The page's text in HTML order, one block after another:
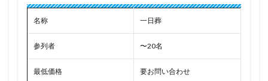
名称 一日葬
参列者 〜20名
最低価格 要お問い合わせ